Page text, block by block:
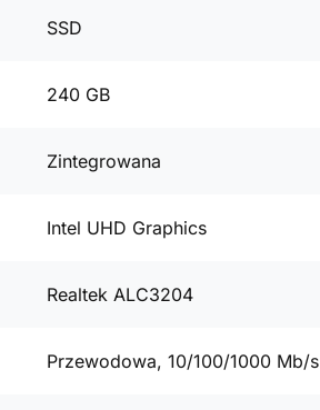
SSD
240 GB
Zintegrowana
Intel UHD Graphics
Realtek ALC3204
Przewodowa, 10/100/1000 Mb/s